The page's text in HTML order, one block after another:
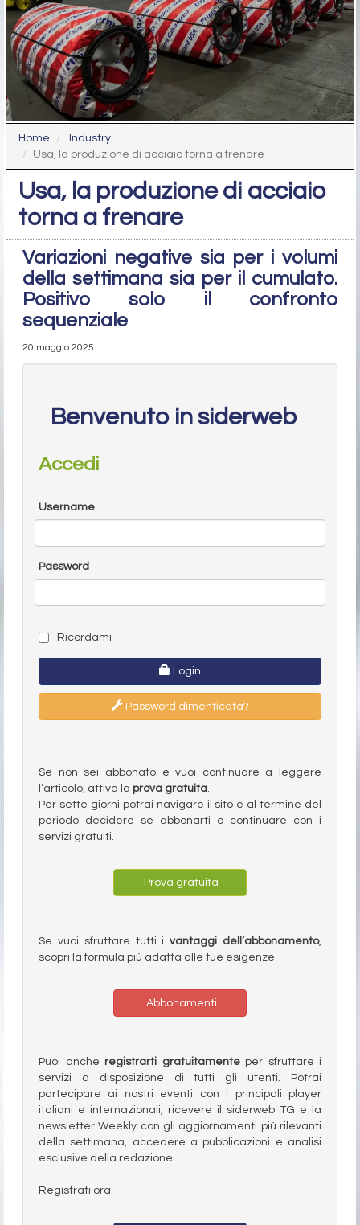
Home
Industry
Usa, la produzione di acciaio torna a frenare
Usa, la produzione di acciaio
torna a frenare
Variazioni negative sia per i volumi
della settimana sia per il cumulato.
Positivo solo il confronto
sequenziale
20 maggio 2025
Benvenuto in siderweb
Accedi
Username
Password
Ricordami
Login
Password dimenticata?
Se non sei abbonato e vuoi continuare a leggere
l’articolo, attiva la prova gratuita.
Per sette giorni potrai navigare il sito e al termine del
periodo decidere se abbonarti o continuare con i
servizi gratuiti.
Prova gratuita
Se vuoi sfruttare tutti ivantaggi dell’abbonamento,
scopri la formula più adatta alle tue esigenze.
Abbonamenti
Puoi anche registrarti gratuitamenteper sfruttare i
servizi a disposizione di tutti gli utenti. Potrai
partecipare ai nostri eventi con i principali player
italiani e internazionali, ricevere il siderweb TG e la
newsletter Weekly con gli aggiornamenti più rilevanti
della settimana, accedere a pubblicazioni e analisi
esclusive della redazione.
Registrati ora.